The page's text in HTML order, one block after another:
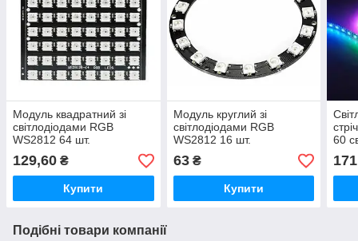
Модуль квадратний зі
світлодіодами RGB
WS2812 64 шт.
129,60 ₴
Купити
Модуль круглий зі
світлодіодами RGB
WS2812 16 шт.
63₴
Купити
60
171
Подібні товари компанії